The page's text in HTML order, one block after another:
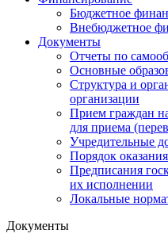
Бюджетное
Внебюджетное
Документы
Отчеты по
Основные
Структура и
организации
Прием граждан
для приема
Учредительные
Порядок
Предписания
их исполнении
Локальные
Документы